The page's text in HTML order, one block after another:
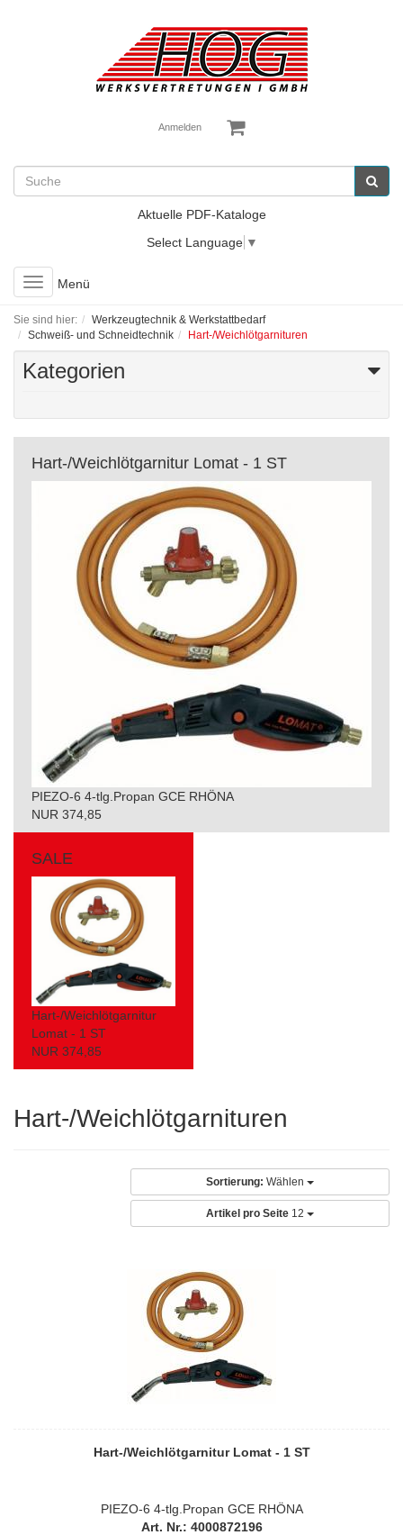
Anmelden
Aktuelle PDF-Kataloge
Select Language ▼
Toggle
navigation
Menü
Sie sind hier:
Werkzeugtechnik & Werkstattbedarf
Schweiß- und Schneidtechnik
Hart-/Weichlötgarnituren
Kategorien
Hart-/Weichlötgarnitur Lomat - 1 ST
PIEZO-6 4-tlg.Propan GCE RHÖNA
NUR 374,85
SALE
Hart-/Weichlötgarnitur
Lomat - 1 ST
NUR 374,85
Hart-/Weichlötgarnituren
Sortierung: Wählen
Artikel pro Seite 12
Hart-/Weichlötgarnitur Lomat - 1 ST
PIEZO-6 4-tlg.Propan GCE RHÖNA
Art. Nr.: 4000872196